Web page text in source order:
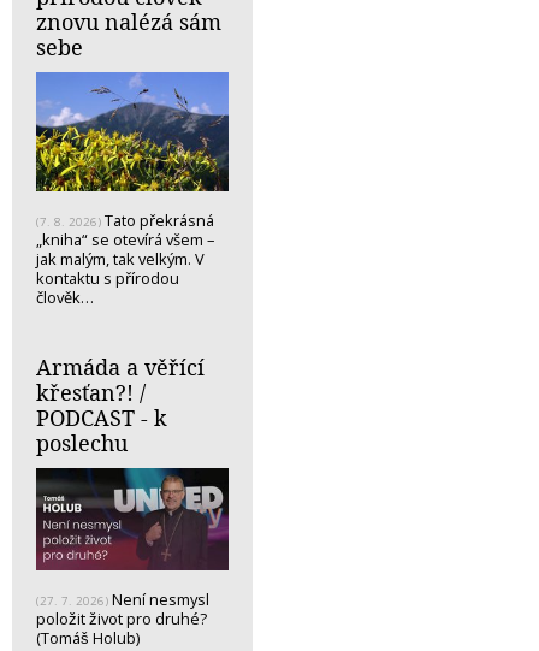
znovu nalézá sám
sebe
(7. 8. 2026) Tato překrásná
„kniha“ se otevírá všem –
jak malým, tak velkým. V
kontaktu s přírodou
člověk…
Armáda a věřící
křesťan?! /
PODCAST - k
poslechu
(27. 7. 2026) Není nesmysl
položit život pro druhé?
(Tomáš Holub)